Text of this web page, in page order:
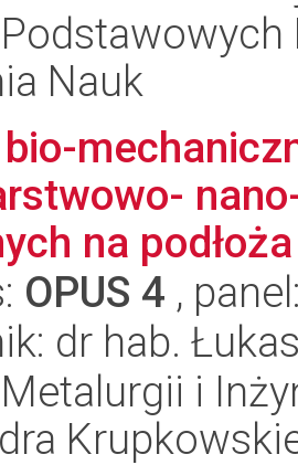
Nauk
na
OPUS 4 ,
dr hab.
i